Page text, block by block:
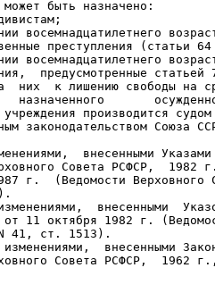
восемнадцатилетнего
восемнадцатилетнего
предусмотренные статьей
них  к лишению свободы на
производится
внесенными
Совета РСФСР,
г.  (Ведомости Верховного
внесенными
от 11 октября 1982 г.
внесенными
Совета РСФСР,